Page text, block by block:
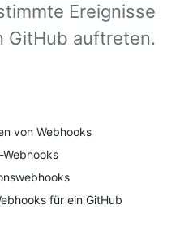
Ereignisse
GitHub auftreten.
von Webhooks
für ein GitHub